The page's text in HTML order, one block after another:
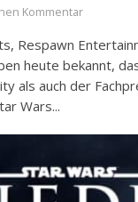
Kommentar
Respawn
heute bekannt,
als auch der
Wars...